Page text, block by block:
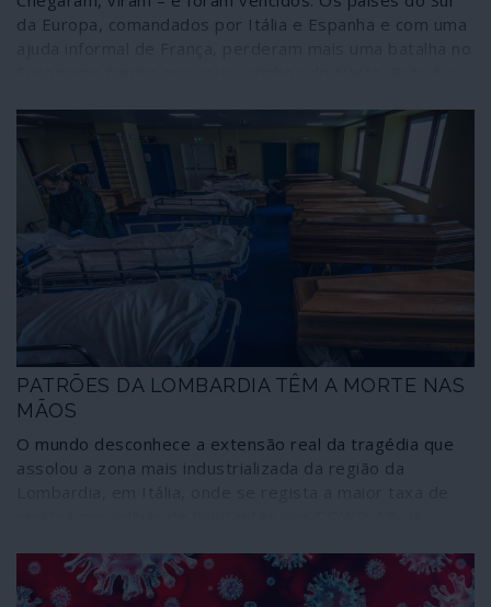
da Europa, comandados por Itália e Espanha e com uma
Páscoa e que continuou a ser dominada pela Alemanha –
por muito que este país tenha tentado manter-se
discreto.
PATRÕES DA LOMBARDIA TÊM A MORTE NAS
MÃOS
O mundo desconhece a extensão real da tragédia que
assolou a zona mais industrializada da região da
camiões militares transportavam cadáveres empilhados
através das ruas das cidades as maiores organizações